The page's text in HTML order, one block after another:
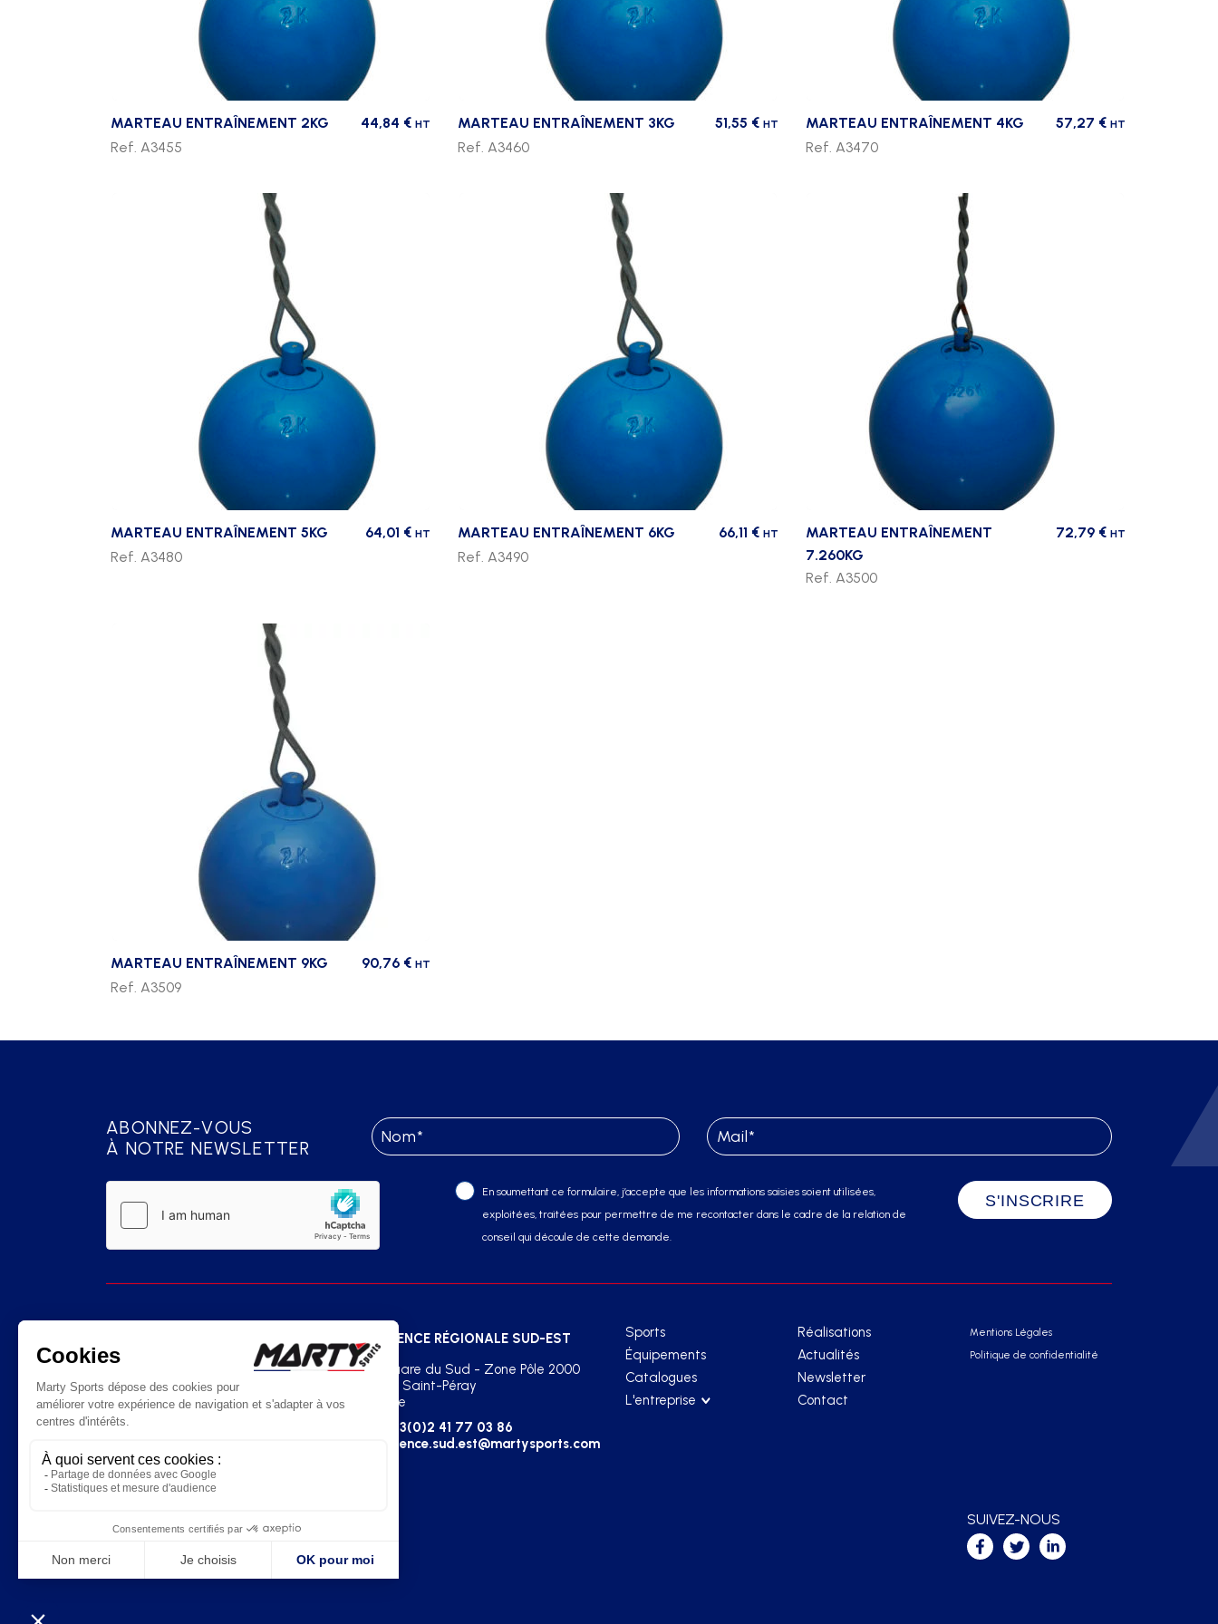
MARTEAU ENTRAÎNEMENT 2KG 44,84 € HT
Ref. A3455
MARTEAU ENTRAÎNEMENT 3KG 51,55 € HT
Ref. A3460
MARTEAU ENTRAÎNEMENT 4KG 57,27 € HT
Ref. A3470
MARTEAU ENTRAÎNEMENT 5KG 64,01 € HT
Ref. A3480
MARTEAU ENTRAÎNEMENT 6KG 66,11 € HT
Ref. A3490
MARTEAU ENTRAÎNEMENT
7.260KG
72,79 € HT
Ref. A3500
MARTEAU ENTRAÎNEMENT 9KG 90,76 € HT
Ref. A3509
ABONNEZ-VOUS
À NOTRE NEWSLETTER
En soumettant ce formulaire, j’accepte que les informations saisies soient utilisées,
exploitées, traitées pour permettre de me recontacter dans le cadre de la relation de
conseil qui découle de cette demande.
49370 Saint-Clément-de-la-Place
France
+33(0)2 41 77 03 86
AGENCE RÉGIONALE SUD-EST
2 Square du Sud - Zone Pôle 2000
07130 Saint-Péray
France
+33(0)2 41 77 03 86
agence.sud.est@martysports.com
Sports
Équipements
Catalogues
L'entreprise
Réalisations
Actualités
Newsletter
Contact
Mentions Légales
Politique de confidentialité
SUIVEZ-NOUS